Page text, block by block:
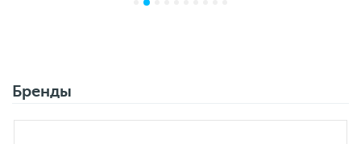
Бренды